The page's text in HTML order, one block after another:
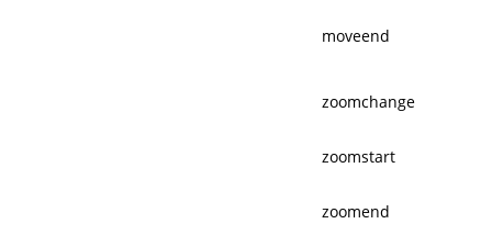
moveend
zoomchange
zoomstart
zoomend